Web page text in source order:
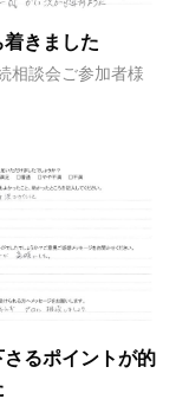
きました
相談会ご参加者様
るポイントが的